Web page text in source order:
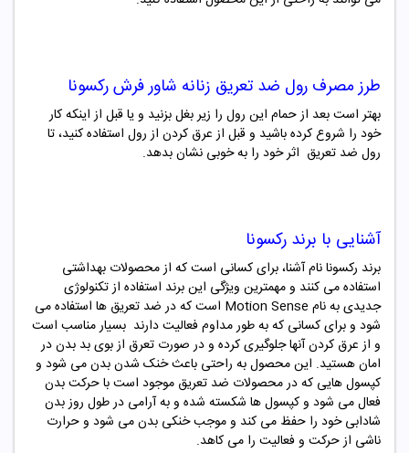
طرز مصرف رول ضد تعریق زنانه شاور فرش رکسونا
بهتر است بعد از حمام این رول را زیر بغل بزنید و یا قبل از اینکه کار
خود را شروع کرده باشید و قبل از عرق کردن از رول استفاده کنید، تا
رول ضد تعریق اثر خود را به خوبی نشان بدهد.
آشنایی با برند رکسونا
برند رکسونا نام آشنا، برای کسانی است که از محصولات بهداشتی
استفاده می کنند و مهمترین ویژگی این برند استفاده از تکنولوژی
جدیدی به نام Motion Sense است که در ضد تعریق ها استفاده می
شود و برای کسانی که به طور مداوم فعالیت دارند بسیار مناسب است
و از عرق کردن آنها جلوگیری کرده و در صورت تعرق از بوی بد بدن در
امان هستید. این محصول به راحتی باعث خنک شدن بدن می شود و
کپسول هایی که در محصولات ضد تعریق موجود است با حرکت بدن
فعال می شود و کپسول ها شکسته شده و به آرامی در طول روز بدن
شادابی خود را حفظ می کند و موجب خنکی بدن می شود و حرارت
ناشی از حرکت و فعالیت را می کاهد.